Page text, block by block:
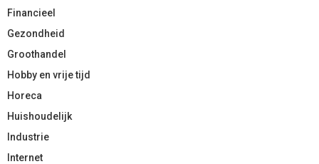
Financieel
Gezondheid
Groothandel
Hobby en vrije tijd
Horeca
Huishoudelijk
Industrie
Internet